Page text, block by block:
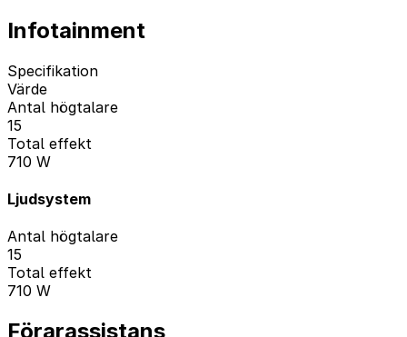
Infotainment
Specifikation
Värde
Antal högtalare
15
Total effekt
710 W
Ljudsystem
Antal högtalare
15
Total effekt
710 W
Förarassistans